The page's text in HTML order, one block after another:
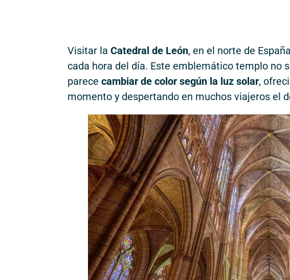
Visitar la Catedral de León, en el norte de
cada hora del día. Este emblemático templo no
parece cambiar de color según la luz solar,
momento y despertando en muchos viajeros el